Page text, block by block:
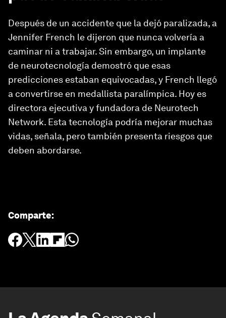
Después de un accidente que la dejó paralizada, a
Jennifer French le dijeron que nunca volvería a
caminar ni a trabajar. Sin embargo, un implante
de neurotecnología demostró que esas
predicciones estaban equivocadas, y French llegó
a convertirse en medallista paralímpica. Hoy es
directora ejecutiva y fundadora de Neurotech
Network. Esta tecnología podría mejorar muchas
vidas, señala, pero también presenta riesgos que
deben abordarse.
Comparte: